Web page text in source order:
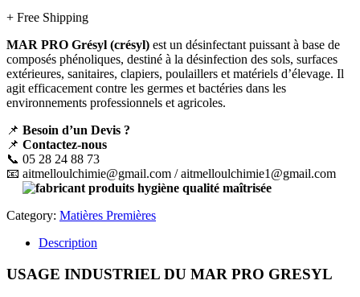
+ Free Shipping
MAR PRO Grésyl (crésyl) est un désinfectant puissant à base de
composés phénoliques, destiné à la désinfection des sols, surfaces
extérieures, sanitaires, clapiers, poulaillers et matériels d’élevage. Il
agit efficacement contre les germes et bactéries dans les
environnements professionnels et agricoles.
📌 Besoin d’un Devis ?
📌 Contactez-nous
📞 05 28 24 88 73
📧 aitmelloulchimie@gmail.com /aitmelloulchimie1@gmail.com
Category: Matières Premières
Description
USAGE INDUSTRIEL DU MAR PRO GRESYL